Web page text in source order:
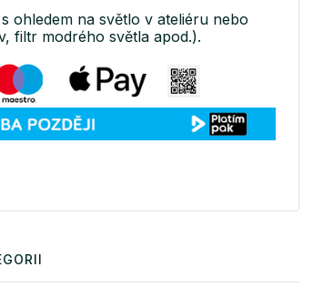
ohledem na světlo v ateliéru nebo
filtr modrého světla apod.).